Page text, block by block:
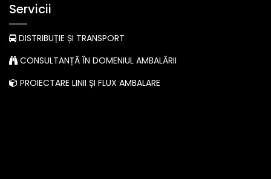
Servicii
DISTRIBUȚIE ȘI TRANSPORT
CONSULTANȚĂ ÎN DOMENIUL AMBALĂRII
PROIECTARE LINII ȘI FLUX AMBALARE